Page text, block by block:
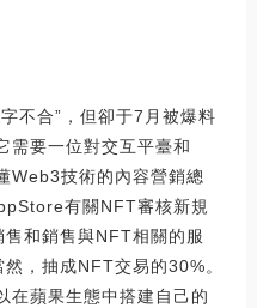
不合”，但卻于7月被爆料
需要一位對交互平臺和
Web3技術的內容營銷總
有關NFT審核新規
售和銷售與NFT相關的服
，抽成NFT交易的30%。
在蘋果生態中搭建自己的